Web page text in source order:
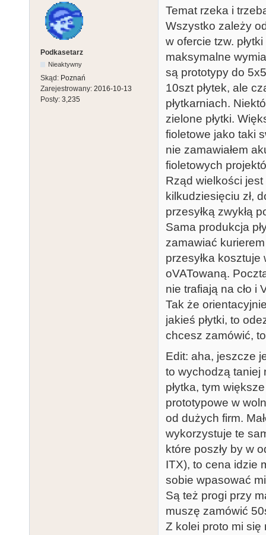
Podkasetarz
Nieaktywny
Skąd: Poznań
Zarejestrowany: 2016-10-13
Posty: 3,235
Temat rzeka i
Wszystko zależy
w ofercie tzw.
maksymalne
są prototypy do
10szt płytek, ale
płytkarniach.
zielone płytki.
fioletowe jako taki
nie zamawiałem
fioletowych
Rząd wielkości
kilkudziesięciu zł,
przesyłką zwykłą
Sama produkcja
zamawiać
przesyłka
oVATowaną.
nie trafiają na cło i
Tak że
jakieś płytki, to
chcesz zamówić,
Edit: aha, jeszcze
to wychodzą taniej
płytka, tym
prototypowe w
od dużych firm.
wykorzystuje te
które poszły by w
ITX), to cena idzie
sobie wpasować
Są też progi przy
muszę zamówić
Z kolei proto mi się